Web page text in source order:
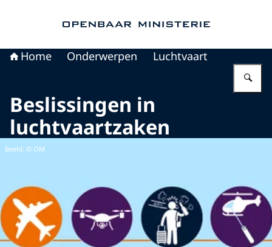
Home Onderwerpen Luchtvaart
Beslissingen in
luchtvaartzaken
Beeld: © OM